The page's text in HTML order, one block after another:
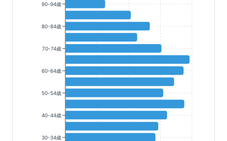
90-94歳
80-84歳
70-74歳
60-64歳
50-54歳
40-44歳
30-34歳